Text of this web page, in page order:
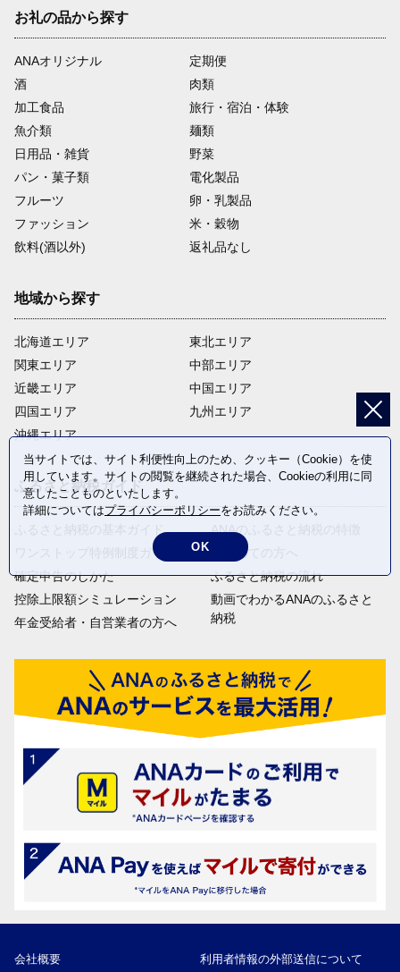
お礼の品から探す
ANAオリジナル
定期便
酒
肉類
加工食品
旅行・宿泊・体験
魚介類
麺類
日用品・雑貨
野菜
パン・菓子類
電化製品
フルーツ
卵・乳製品
ファッション
米・穀物
飲料(酒以外)
返礼品なし
地域から探す
北海道エリア
関東エリア
近畿エリア
四国エリア
沖縄エリア
東北エリア
中部エリア
中国エリア
九州エリア
ふるさと納税ガイド
ふるさと納税の基本ガイド
ワンストップ特例制度ガイド
確定申告のしかた
控除上限額シミュレーション
年金受給者・自営業者の方へ
ANAのふるさと納税の特徴
はじめての方へ
ふるさと納税の流れ
動画でわかるANAのふるさと
納税
会社概要 利用者情報の外部送信について
当サイトでは、サイト利便性向上のため、クッキー（Cookie）を使
用しています。サイトの閲覧を継続された場合、Cookieの利用に同
意したことものといたします。
詳細についてはプライバシーポリシーをお読みください。
OK